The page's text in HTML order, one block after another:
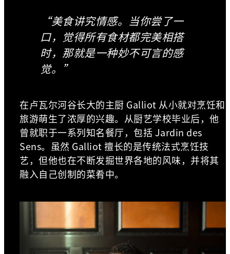
在卢瓦尔河谷长大的主厨 Galliot 从小就对烹饪和
旅游萌生了浓厚的兴趣。从厨艺学校毕业后，他
曾就职于一系列知名餐厅，包括 Jardin des
Sens。虽然 Galliot 擅长的是传统法式烹饪技
艺，但他也在不断发掘世界各地的风味，并将其
融入自己创制的菜肴中。
“美食讲究情感。当你尝了一
口，觉得所有食材都完美相搭
时，那就是一种妙不可言的感
觉。”